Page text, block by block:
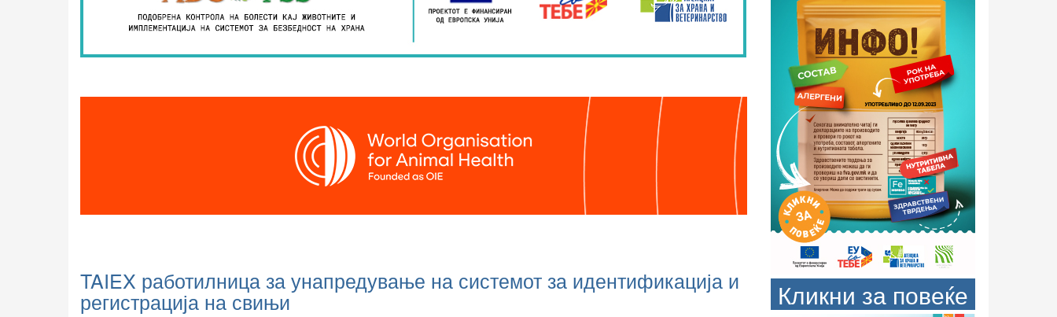
TAIEX работилница за унапредување на системот за идентификација и
регистрација на свињи Кликни за повеќе